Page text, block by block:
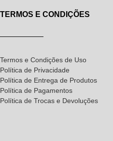
TERMOS E CONDIÇÕES
Termos e Condições de Uso
Política de Privacidade
Política de Entrega de Produtos
Política de Pagamentos
Política de Trocas e Devoluções